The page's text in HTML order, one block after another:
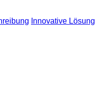
Innovative Lösung